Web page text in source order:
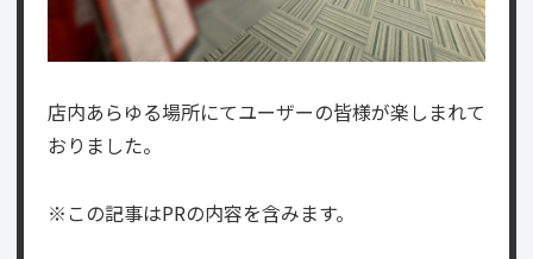
店内あらゆる場所にてユーザーの皆様が楽しまれて
おりました。
※この記事はPRの内容を含みます。